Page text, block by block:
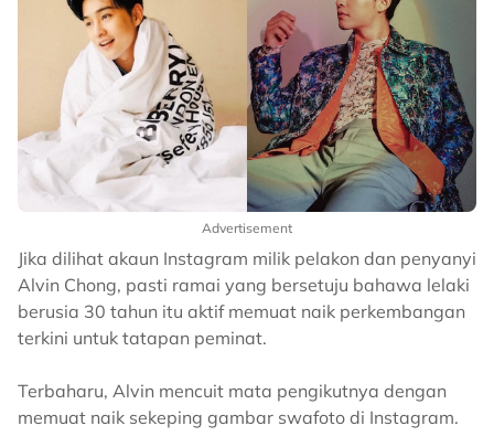
Advertisement
Jika dilihat akaun Instagram milik pelakon dan penyanyi
Alvin Chong, pasti ramai yang bersetuju bahawa lelaki
berusia 30 tahun itu aktif memuat naik perkembangan
terkini untuk tatapan peminat.
Terbaharu, Alvin mencuit mata pengikutnya dengan
memuat naik sekeping gambar swafoto di Instagram.